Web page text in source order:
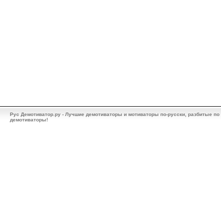
Рус Демотиватор.ру - Лучшие демотиваторы и мотиваторы по-русски, разбитые
демотиваторы!